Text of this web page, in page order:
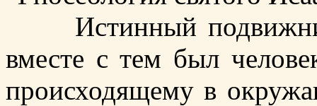
Истинный
вместе с тем был
происходящему в